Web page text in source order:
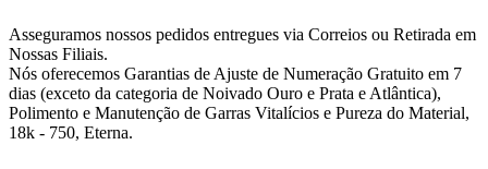
Asseguramos nossos pedidos entregues via Correios ou Retirada em
Nossas Filiais.
Nós oferecemos Garantias de Ajuste de Numeração Gratuito em 7
dias (exceto da categoria de Noivado Ouro e Prata e Atlântica),
Polimento e Manutenção de Garras Vitalícios e Pureza do Material,
18k - 750, Eterna.